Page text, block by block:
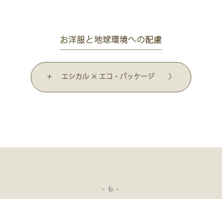
お洋服と地球環境への配慮
+ エシカル × エコ・パッケージ 〉
- 6 -